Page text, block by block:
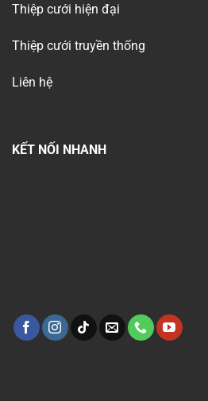
Thiệp cưới hiện đại
Thiệp cưới truyền thống
Liên hệ
KẾT NỐI NHANH